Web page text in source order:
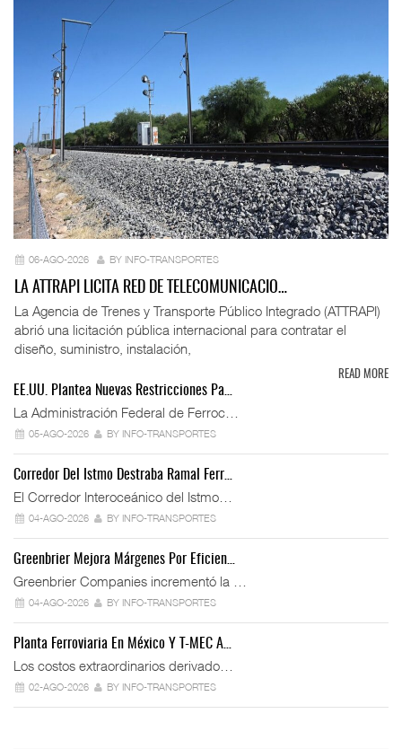
06-AGO-2026 BY INFO-TRANSPORTES
LA ATTRAPI LICITA RED DE TELECOMUNICACIO…
La Agencia de Trenes y Transporte Público Integrado (ATTRAPI)
abrió una licitación pública internacional para contratar el
diseño, suministro, instalación,
READ MORE
EE.UU. Plantea Nuevas Restricciones Pa…
La Administración Federal de Ferroc…
05-AGO-2026 BY INFO-TRANSPORTES
Corredor Del Istmo Destraba Ramal Ferr…
El Corredor Interoceánico del Istmo…
04-AGO-2026 BY INFO-TRANSPORTES
Greenbrier Mejora Márgenes Por Eficien…
Greenbrier Companies incrementó la …
04-AGO-2026 BY INFO-TRANSPORTES
Planta Ferroviaria En México Y T-MEC A…
Los costos extraordinarios derivado…
02-AGO-2026 BY INFO-TRANSPORTES